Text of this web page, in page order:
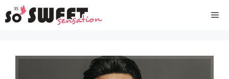
Aller
au